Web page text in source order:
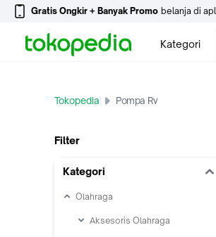
Gratis Ongkir + Banyak Promo belanja di
Kategori
Tokopedia Pompa Rv
Filter
Kategori
Olahraga
Aksesoris Olahraga